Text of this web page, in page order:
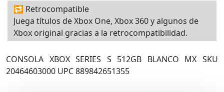
🔁 Retrocompatible
Juega títulos de Xbox One, Xbox 360 y algunos de
Xbox original gracias a la retrocompatibilidad.
CONSOLA XBOX SERIES S 512GB BLANCO MX SKU
20464603000 UPC 889842651355